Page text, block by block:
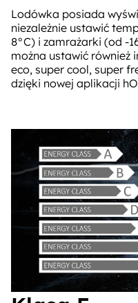
Lodówka posiada
niezależnie ustawić
8°C) i zamrażarki (od -
można ustawić również
eco, super cool, super
dzięki nowej aplikacji